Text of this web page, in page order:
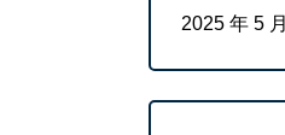
2025 年 5 月